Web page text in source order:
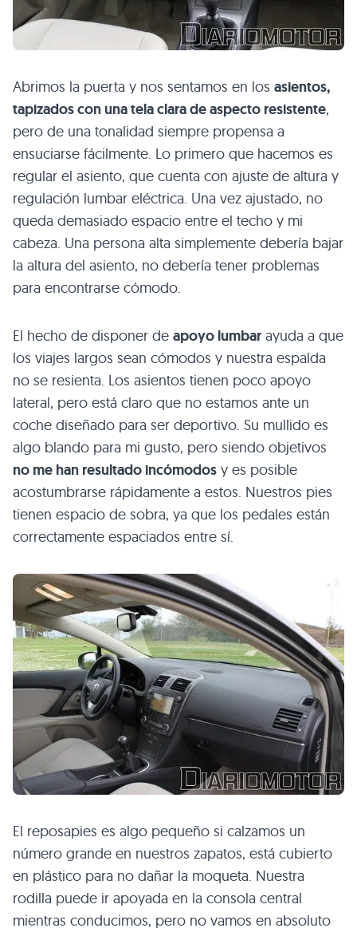
Abrimos la puerta y nos sentamos en los asientos,
tapizados con una tela clara de aspecto resistente,
pero de una tonalidad siempre propensa a
ensuciarse fácilmente. Lo primero que hacemos es
regular el asiento, que cuenta con ajuste de altura y
regulación lumbar eléctrica. Una vez ajustado, no
queda demasiado espacio entre el techo y mi
cabeza. Una persona alta simplemente debería bajar
la altura del asiento, no debería tener problemas
para encontrarse cómodo.
El hecho de disponer de apoyo lumbar ayuda a que
los viajes largos sean cómodos y nuestra espalda
no se resienta. Los asientos tienen poco apoyo
lateral, pero está claro que no estamos ante un
coche diseñado para ser deportivo. Su mullido es
algo blando para mi gusto, pero siendo objetivos
no me han resultado incómodos y es posible
acostumbrarse rápidamente a estos. Nuestros pies
tienen espacio de sobra, ya que los pedales están
correctamente espaciados entre sí.
El reposapies es algo pequeño si calzamos un
número grande en nuestros zapatos, está cubierto
en plástico para no dañar la moqueta. Nuestra
rodilla puede ir apoyada en la consola central
mientras conducimos, pero no vamos en absoluto